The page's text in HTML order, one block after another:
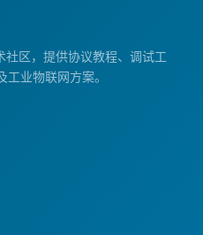
区，提供协议教程、调试工
业物联网方案。